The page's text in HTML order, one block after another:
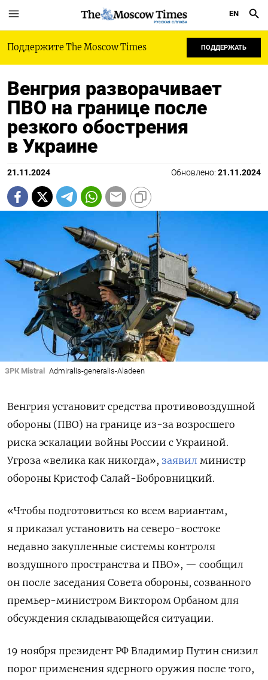
РУССКАЯ СЛУЖБА
EN
Поддержите The Moscow Times ПОДДЕРЖАТЬ
Венгрия разворачивает
ПВО на границе после
резкого обострения
в Украине
21.11.2024 Обновлено: 21.11.2024
ЗРК Mistral Admiralis-generalis-Aladeen
Венгрия установит средства противовоздушной
обороны (ПВО) на границе из-за возросшего
риска эскалации войны России с Украиной.
Угроза «велика как никогда», заявил министр
обороны Кристоф Салай-Бобровницкий.
«Чтобы подготовиться ко всем вариантам,
я приказал установить на северо-востоке
недавно закупленные системы контроля
воздушного пространства и ПВО», — сообщил
он после заседания Совета обороны, созванного
премьер-министром Виктором Орбаном для
обсуждения складывающейся ситуации.
19 ноября президент РФ Владимир Путин снизил
порог применения ядерного оружия после того,